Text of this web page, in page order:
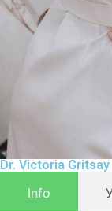
Dr. Victoria Gritsay
Info